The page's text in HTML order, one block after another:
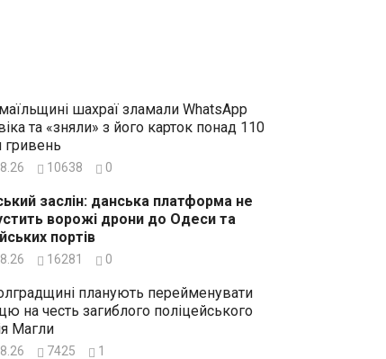
шахраї зламали WhatsApp
та «зняли» з його карток понад 110
гривень
10638 0
заслін: данська платформа не
ворожі дрони до Одеси та
портів
16281 0
планують перейменувати
на честь загиблого поліцейського
Магли
7425 1